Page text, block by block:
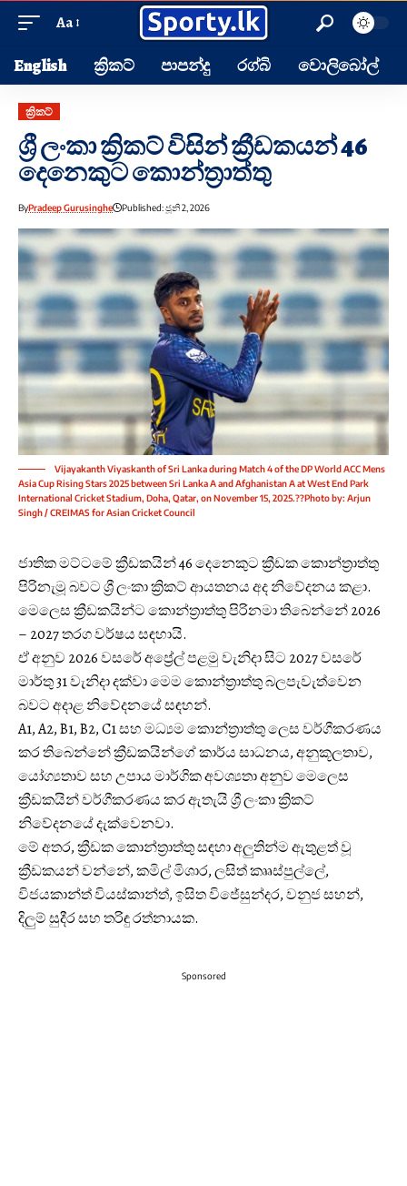
Aa
English ක්‍රිකට් පාපන්දු රග්බි වොලිබෝල්
ක්‍රිකට්
ශ්‍රී ලංකා ක්‍රිකට් විසින් ක්‍රීඩකයන් 46
දෙනෙකුට කොන්ත්‍රාත්තු
ByPradeep Gurusinghe Published: ජූනි 2, 2026
Vijayakanth Viyaskanth of Sri Lanka during Match 4 of the DP World ACC Mens
Asia Cup Rising Stars 2025 between Sri Lanka A and Afghanistan A at West End Park
International Cricket Stadium, Doha, Qatar, on November 15, 2025.??Photo by: Arjun
Singh / CREIMAS for Asian Cricket Council
ජාතික මට්ටමේ ක්‍රීඩකයින් 46 දෙනෙකුට ක්‍රීඩක කොන්ත්‍රාත්තු
පිරිනැමූ බවට ශ්‍රී ලංකා ක්‍රිකට් ආයතනය අද නිවේදනය කළා.
මෙලෙස ක්‍රීඩකයින්ට කොන්ත්‍රාත්තු පිරිනමා තිබෙන්නේ 2026
– 2027 තරග වර්ෂය සඳහායි.
ඒ අනුව 2026 වසරේ අප්‍රේල් පළමු වැනිදා සිට 2027 වසරේ
මාර්තු 31 වැනිදා දක්වා මෙම කොන්ත්‍රාත්තු බලපැවැත්වෙන
බවට අදාළ නිවේදනයේ සඳහන්.
A1, A2, B1, B2, C1 සහ මධ්‍යම කොන්ත්‍රාත්තු ලෙස වර්ගීකරණය
කර තිබෙන්නේ ක්‍රීඩකයින්ගේ කාර්ය සාධනය, අනුකූලතාව,
යෝග්‍යතාව සහ උපාය මාර්ගික අවශ්‍යතා අනුව මෙලෙස
ක්‍රීඩකයින් වර්ගීකරණය කර ඇතැයි ශ්‍රී ලංකා ක්‍රිකට්
නිවේදනයේ දැක්වෙනවා.
මේ අතර, ක්‍රීඩක කොන්ත්‍රාත්තු සඳහා අලුතින්ම ඇතුළත් වූ
ක්‍රීඩකයන් වන්නේ, කමිල් මිශාර, ලසිත් කෲස්පුල්ලේ,
විජයකාන්ත් වියස්කාන්ත්, ඉසිත විජේසුන්දර, වනුජ සහන්,
දිලුම් සුදීර සහ තරිඳු රත්නායක.
Sponsored